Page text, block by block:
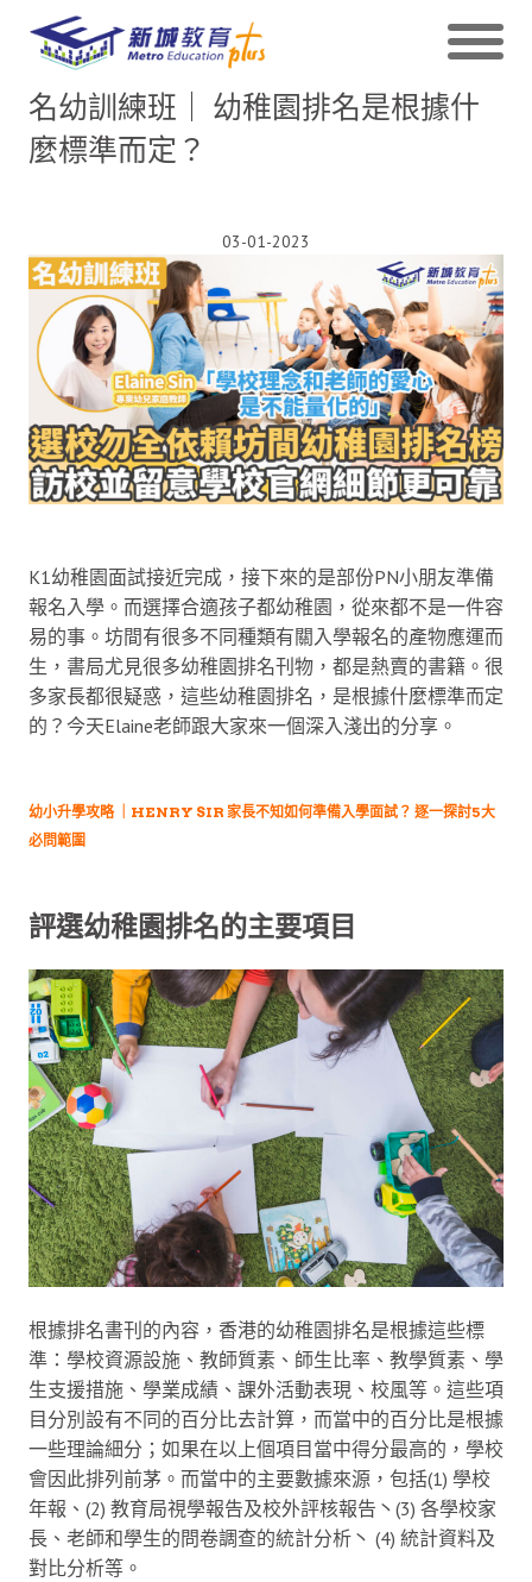
名幼訓練班｜ 幼稚園排名是根據什
麼標準而定？
03-01-2023
K1幼稚園面試接近完成，接下來的是部份PN小朋友準備
報名入學。而選擇合適孩子都幼稚園，從來都不是一件容
易的事。坊間有很多不同種類有關入學報名的產物應運而
生，書局尤見很多幼稚園排名刊物，都是熱賣的書籍。很
多家長都很疑惑，這些幼稚園排名，是根據什麼標準而定
的？今天Elaine老師跟大家來一個深入淺出的分享。
幼小升學攻略 ｜HENRY SIR 家長不知如何準備入學面試？ 逐一探討5大
必問範圍
評選幼稚園排名的主要項目
根據排名書刊的內容，香港的幼稚園排名是根據這些標
準：學校資源設施、教師質素、師生比率、教學質素、學
生支援措施、學業成績、課外活動表現、校風等。這些項
目分別設有不同的百分比去計算，而當中的百分比是根據
一些理論細分；如果在以上個項目當中得分最高的，學校
會因此排列前茅。而當中的主要數據來源，包括(1) 學校
年報、(2) 教育局視學報告及校外評核報告丶(3) 各學校家
長、老師和學生的問卷調查的統計分析丶 (4) 統計資料及
對比分析等。